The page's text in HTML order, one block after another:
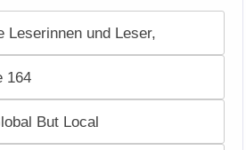
Leserinnen und Leser,
164
But Local